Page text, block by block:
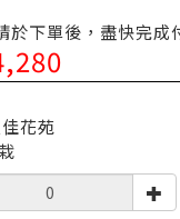
於下單後，盡快完成
花苑